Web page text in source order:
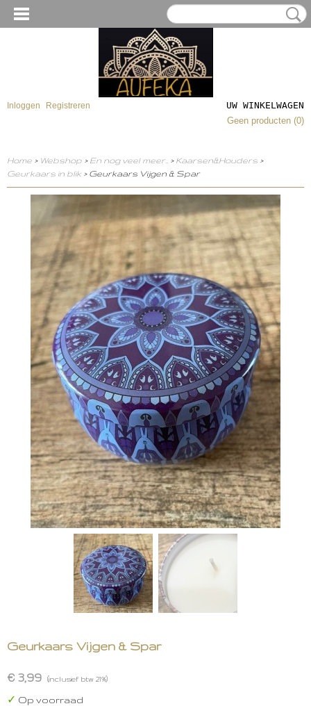
Inloggen Registreren
UW WINKELWAGEN
Geen producten (0)
Home > Webshop > En nog veel meer.. > Kaarsen&Houders >
Geurkaars in blik > Geurkaars Vijgen & Spar
Geurkaars Vijgen & Spar
€ 3,99 (inclusief btw 21%)
✓ Op voorraad